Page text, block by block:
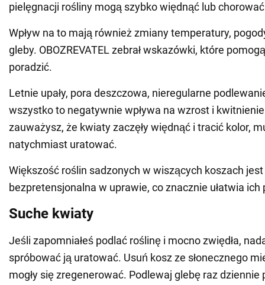
pielęgnacji rośliny mogą szybko więdnąć lub
Wpływ na to mają również zmiany temperatury,
gleby. OBOZREVATEL zebrał wskazówki, które
poradzić.
Letnie upały, pora deszczowa, nieregularne
wszystko to negatywnie wpływa na wzrost i
zauważysz, że kwiaty zaczęły więdnąć i tracić kolor,
natychmiast uratować.
Większość roślin sadzonych w wiszących koszach
bezpretensjonalna w uprawie, co znacznie ułatwia ich
Suche kwiaty
Jeśli zapomniałeś podlać roślinę i mocno zwiędła,
spróbować ją uratować. Usuń kosz ze słonecznego
mogły się zregenerować. Podlewaj glebę raz dziennie